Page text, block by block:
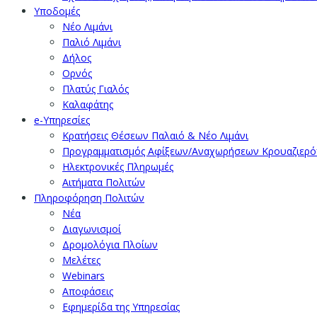
Υποδομές
Νέο Λιμάνι
Παλιό Λιμάνι
Δήλος
Ορνός
Πλατύς Γιαλός
Καλαφάτης
e-Υπηρεσίες
Κρατήσεις Θέσεων Παλαιό & Νέο Λιμάνι
Προγραμματισμός Αφίξεων/Αναχωρήσεων
Ηλεκτρονικές Πληρωμές
Αιτήματα Πολιτών
Πληροφόρηση Πολιτών
Νέα
Διαγωνισμοί
Δρομολόγια Πλοίων
Μελέτες
Webinars
Αποφάσεις
Εφημερίδα της Υπηρεσίας